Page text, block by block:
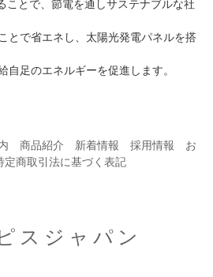
ことで、節電を通しサステナブルな社
とで省エネし、太陽光発電パネルを搭
自足のエネルギーを促進します。
商品紹介 新着情報 採用情報
お
定商取引法に基づく表記
スジャパン